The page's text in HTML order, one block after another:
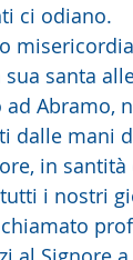
ci odiano.
santa
Abramo,
dalle mani
in santità
i nostri